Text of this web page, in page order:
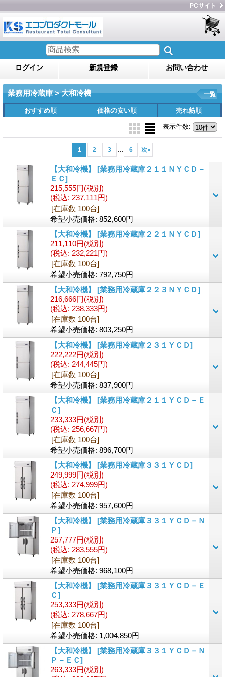
PCサイト
ログイン 新規登録 お問い合わせ
業務用冷蔵庫 > 大和冷機 一覧
おすすめ順 価格の安い順 売れ筋順
表示件数:
1 2 3 ... 6 次»
【大和冷機】 [業務用冷蔵庫２１１ＮＹＣＤ－
ＥＣ]
215,555円(税別)
(税込: 237,111円)
[在庫数 100台]
希望小売価格: 852,600円
【大和冷機】 [業務用冷蔵庫２２１ＮＹＣＤ]
211,110円(税別)
(税込: 232,221円)
[在庫数 100台]
希望小売価格: 792,750円
【大和冷機】 [業務用冷蔵庫２２３ＮＹＣＤ]
216,666円(税別)
(税込: 238,333円)
[在庫数 100台]
希望小売価格: 803,250円
【大和冷機】 [業務用冷蔵庫２３１ＹＣＤ]
222,222円(税別)
(税込: 244,445円)
[在庫数 100台]
希望小売価格: 837,900円
【大和冷機】 [業務用冷蔵庫２１１ＹＣＤ－Ｅ
Ｃ]
233,333円(税別)
(税込: 256,667円)
[在庫数 100台]
希望小売価格: 896,700円
【大和冷機】 [業務用冷蔵庫３３１ＹＣＤ]
249,999円(税別)
(税込: 274,999円)
[在庫数 100台]
希望小売価格: 957,600円
【大和冷機】 [業務用冷蔵庫３３１ＹＣＤ－Ｎ
Ｐ]
257,777円(税別)
(税込: 283,555円)
[在庫数 100台]
希望小売価格: 968,100円
【大和冷機】 [業務用冷蔵庫３３１ＹＣＤ－Ｅ
Ｃ]
253,333円(税別)
(税込: 278,667円)
[在庫数 100台]
希望小売価格: 1,004,850円
【大和冷機】 [業務用冷蔵庫３３１ＹＣＤ－Ｎ
Ｐ－ＥＣ]
263,333円(税別)